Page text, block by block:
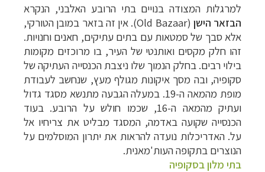
למרגלות המצודה בנויים בתי הרובע האלבני, הנקרא
הבזאר הישן (
Old Bazaar). אין זה בזאר במובן הטורקי,
אלא סבך של סמטאות עם בתים עתיקים, חאנים וחנויות.
זהו חלק מקסים ואותנטי של העיר, בו מרוכזים מקומות
בילוי רבים. בחלק הנמוך שלו ניצבת הכנסייה העתיקה של
סקופיה, ובה מסך איקונות מגולף מעץ, שנחשב לעבודת
מופת מהמאה ה-19. במעלה הגבעה מתנשא מסגד גדול
ועתיק מהמאה ה-16, שכמו חולש על הרובע. בעוד
הכנסייה שקועה באדמה, המסגד מבליט את צריחיו אל
על. האדריכלות נועדה להראות את יתרון המוסלמים על
הנוצרים בתקופה העות'מאנית.
בתי מלון בסקופיה